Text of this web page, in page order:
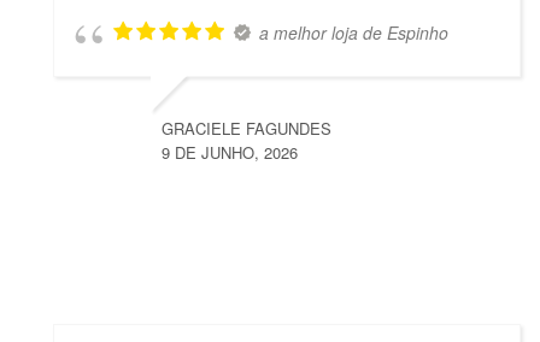
a melhor loja de Espinho
GRACIELE FAGUNDES
9 DE JUNHO, 2026